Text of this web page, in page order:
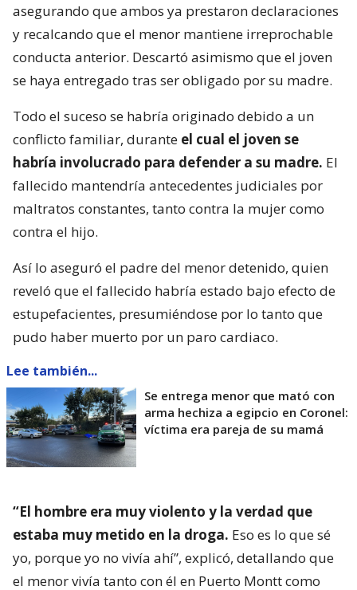
asegurando que ambos ya prestaron declaraciones
y recalcando que el menor mantiene irreprochable
conducta anterior. Descartó asimismo que el joven
se haya entregado tras ser obligado por su madre.
Todo el suceso se habría originado debido a un
conflicto familiar, durante el cual el joven se
habría involucrado para defender a su madre. El
fallecido mantendría antecedentes judiciales por
maltratos constantes, tanto contra la mujer como
contra el hijo.
Así lo aseguró el padre del menor detenido, quien
reveló que el fallecido habría estado bajo efecto de
estupefacientes, presumiéndose por lo tanto que
pudo haber muerto por un paro cardiaco.
Lee también...
Se entrega menor que mató con
arma hechiza a egipcio en Coronel:
víctima era pareja de su mamá
“El hombre era muy violento y la verdad que
estaba muy metido en la droga. Eso es lo que sé
yo, porque yo no vivía ahí”, explicó, detallando que
el menor vivía tanto con él en Puerto Montt como